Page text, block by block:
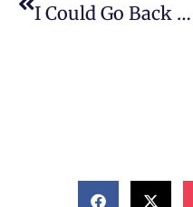
I Could Go Back To One Year Ago Today!!